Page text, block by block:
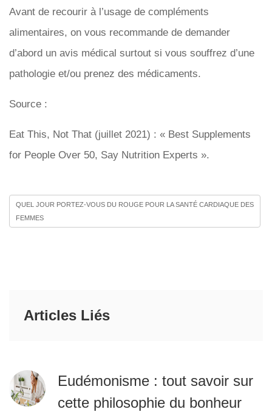
Avant de recourir à l’usage de compléments
alimentaires, on vous recommande de demander
d’abord un avis médical surtout si vous souffrez d’une
pathologie et/ou prenez des médicaments.
Source :
Eat This, Not That (juillet 2021) : « Best Supplements
for People Over 50, Say Nutrition Experts ».
QUEL JOUR PORTEZ-VOUS DU ROUGE POUR LA SANTÉ CARDIAQUE DES
FEMMES
Articles Liés
Eudémonisme : tout savoir sur
cette philosophie du bonheur